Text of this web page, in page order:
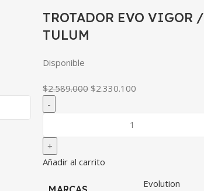
TROTADOR EVO VIGOR /
TULUM
Disponible
$2.589.000 $2.330.100
Añadir al carrito
Evolution